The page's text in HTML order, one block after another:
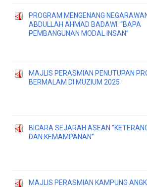
PROGRAM MENGENANG
ABDULLAH AHMAD BADAWI: “BAPA
PEMBANGUNAN MODAL INSAN”
MAJLIS PERASMIAN PENUTUPAN
BERMALAM DI MUZIUM 2025
BICARA SEJARAH ASEAN
DAN KEMAMPANAN”
MAJLIS PERASMIAN KAMPUNG